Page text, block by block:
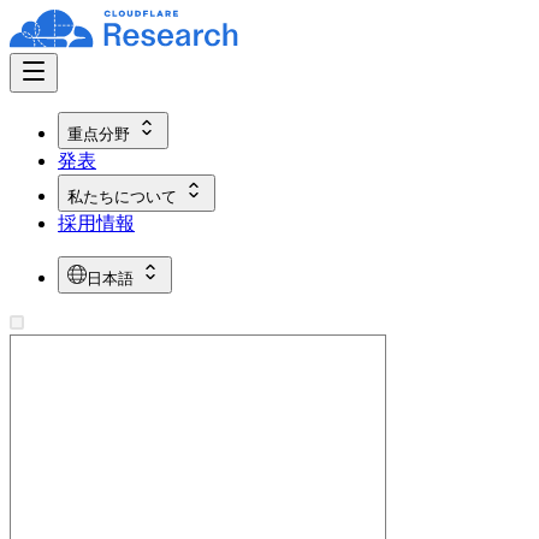
重点分野
発表
私たちについて
採用情報
日本語